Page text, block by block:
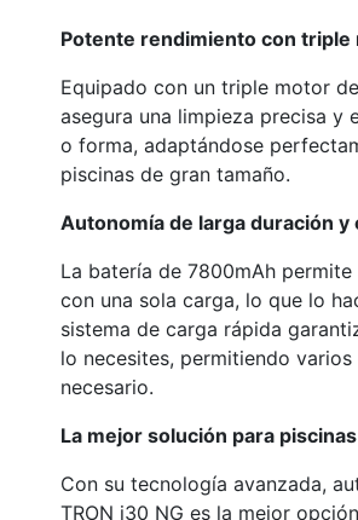
Potente rendimiento con triple
Equipado con un triple motor
asegura una limpieza precisa y
o forma, adaptándose
piscinas de gran tamaño.
Autonomía de larga duración y
La batería de 7800mAh
con una sola carga, lo que lo
sistema de carga rápida
lo necesites, permitiendo
necesario.
La mejor solución para
Con su tecnología avanzada,
TRON i30 NG es la mejor